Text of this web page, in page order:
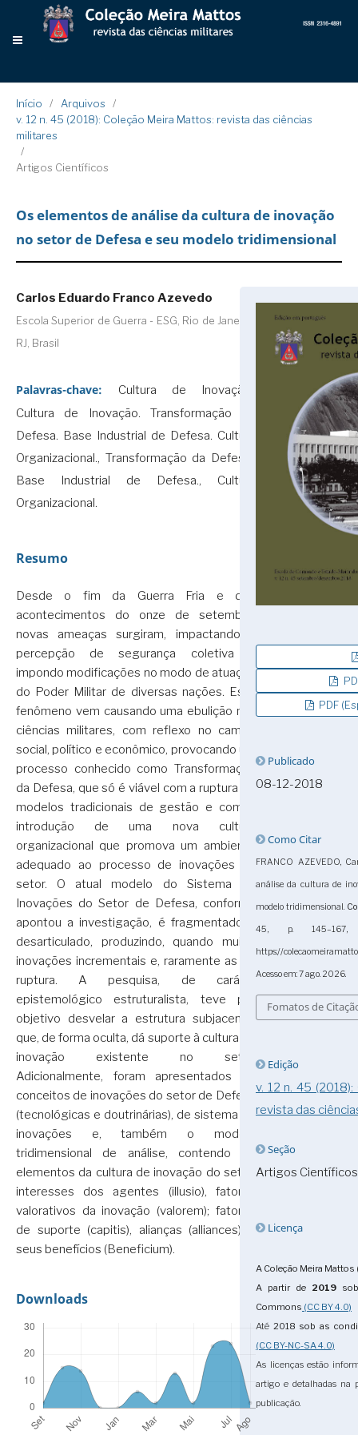
Início / Arquivos
/
v. 12 n. 45 (2018): Coleção Meira Mattos: revista das ciências
militares
/
Artigos Científicos
Os elementos de análise da cultura de inovação
no setor de Defesa e seu modelo tridimensional
Carlos Eduardo Franco Azevedo
Escola Superior de Guerra - ESG, Rio de Janeiro,
RJ, Brasil
Palavras-chave: Cultura de Inovação.,
Cultura de Inovação. Transformação da
Defesa. Base Industrial de Defesa. Cultura
Organizacional., Transformação da Defesa.,
Base Industrial de Defesa., Cultura
Organizacional.
Resumo
Desde o fim da Guerra Fria e dos
acontecimentos do onze de setembro,
novas ameaças surgiram, impactando a
percepção de segurança coletiva e
impondo modificações no modo de atuação
do Poder Militar de diversas nações. Este
fenômeno vem causando uma ebulição nas
ciências militares, com reflexo no campo
social, político e econômico, provocando um
processo conhecido como Transformação
da Defesa, que só é viável com a ruptura de
modelos tradicionais de gestão e com a
introdução de uma nova cultura
organizacional que promova um ambiente
adequado ao processo de inovações no
setor. O atual modelo do Sistema de
Inovações do Setor de Defesa, conforme
apontou a investigação, é fragmentado e
desarticulado, produzindo, quando muito,
inovações incrementais e, raramente as de
ruptura. A pesquisa, de caráter
epistemológico estruturalista, teve por
objetivo desvelar a estrutura subjacente,
que, de forma oculta, dá suporte à cultura de
inovação existente no setor.
Adicionalmente, foram apresentados os
conceitos de inovações do setor de Defesa
(tecnológicas e doutrinárias), de sistema de
inovações e, também o modelo
tridimensional de análise, contendo os
elementos da cultura de inovação do setor:
interesses dos agentes (illusio), fatores
valorativos da inovação (valorem); fatores
de suporte (capitis), alianças (alliances) e
seus benefícios (Beneficium).
Downloads
PDF
Publicado
08-12-2018
Como Citar
FRANCO AZEVEDO,
análise da cultura de
modelo tridimensional.
45, p. 145–167,
https://
Acesso em: 7 ago. 2026.
Fomatos de
Edição
v. 12 n. 45
revista das
Seção
Artigos Científicos
Licença
A Coleção Meira
A partir de 2019sob
Commons (CC BY 4.0)
Até 2018 sob as
(CC BY-NC-SA 4.0)
As licenças estão
artigo e detalhadas na
publicação.